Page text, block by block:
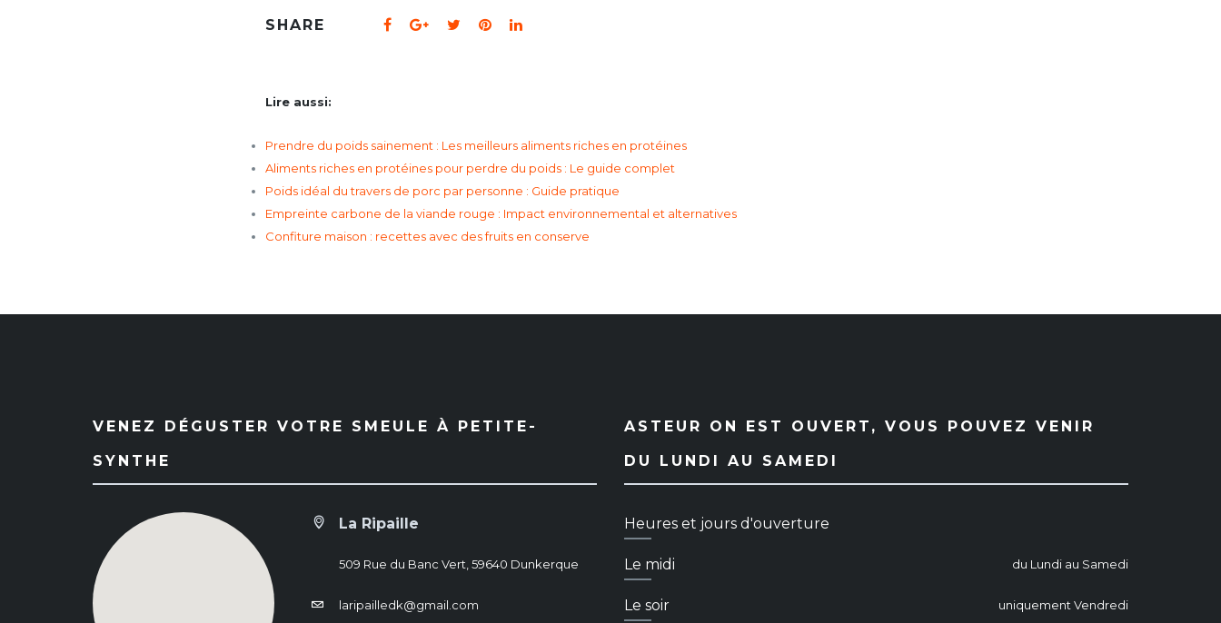
SHARE
Lire aussi:
Prendre du poids sainement : Les meilleurs aliments riches en protéines
Aliments riches en protéines pour perdre du poids : Le guide complet
Poids idéal du travers de porc par personne : Guide pratique
Empreinte carbone de la viande rouge : Impact environnemental et alternatives
Confiture maison : recettes avec des fruits en conserve
VENEZ DÉGUSTER VOTRE SMEULE À PETITE-
SYNTHE
La Ripaille
509 Rue du Banc Vert, 59640 Dunkerque
laripailledk@gmail.com
ASTEUR ON EST OUVERT, VOUS POUVEZ VENIR
DU LUNDI AU SAMEDI
Heures et jours d'ouverture
Le midi du Lundi au Samedi
Le soir uniquement Vendredi